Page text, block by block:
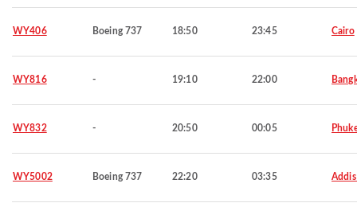
WY406 Boeing 737 18:50 23:45 Cairo
WY816 - 19:10 22:00
WY832 - 20:50 00:05
WY5002 Boeing 737 22:20 03:35